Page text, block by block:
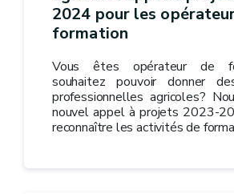
2024 pour les
formation
Vous êtes opérateur de
souhaitez pouvoir donner
professionnelles agricoles?
nouvel appel à projets 2023-
reconnaître les activités de